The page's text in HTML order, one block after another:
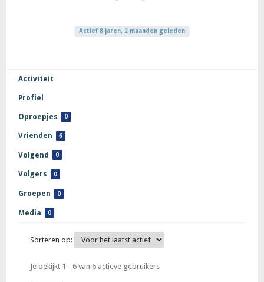
Actief 8 jaren, 2 maanden geleden
Activiteit
Profiel
Oproepjes 0
Vrienden 6
Volgend 0
Volgers 0
Groepen 0
Media 0
Sorteren op:
Vrienden
Je bekijkt 1 - 6 van 6 actieve gebruikers